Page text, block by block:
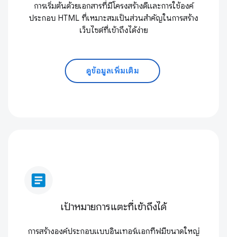
การเริ่มต้นด้วยเอกสารที่มีโครงสร้างดีและการใช้องค์
ประกอบ HTML ที่เหมาะสมเป็นส่วนสำคัญในการสร้าง
เว็บไซต์ที่เข้าถึงได้ง่าย
ดูข้อมูลเพิ่มเติม
article
เป้าหมายการแตะที่เข้าถึงได้
การสร้างองค์ประกอบแบบอินเทอร์แอกทีฟมีขนาดใหญ่